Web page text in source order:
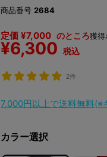
商品番号 2684
定価 ¥7,000 のところ
¥6,300 税込
獲得
2件
7,000円以上で送料無料(※
カラー選択